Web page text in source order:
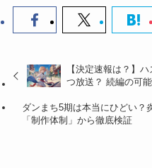
【決定速報は？】
つ放送？ 続編の可
ダンまち5期は本当にひどい？
「制作体制」から徹底検証